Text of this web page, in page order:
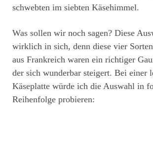
schwebten im siebten Käsehimmel.
Was sollen wir noch sagen? Diese
wirklich in sich, denn diese vier
aus Frankreich waren ein richtiger
der sich wunderbar steigert. Bei einer
Käseplatte würde ich die Auswahl in
Reihenfolge probieren: